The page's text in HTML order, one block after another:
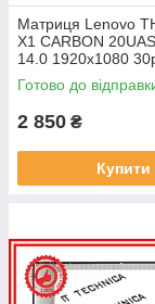
Матриця Lenovo
X1 CARBON
14.0 1920x1080
45% NTSC 300 cd/
ноутбука
Готово до
2 850 ₴
Купити